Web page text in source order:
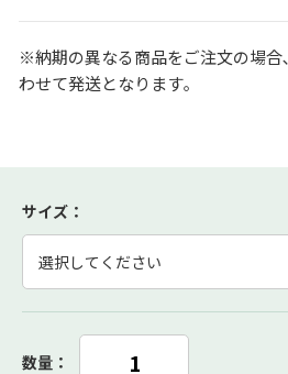
※納期の異なる商品をご注文の場
わせて発送となります｡
サイズ ：
数量：